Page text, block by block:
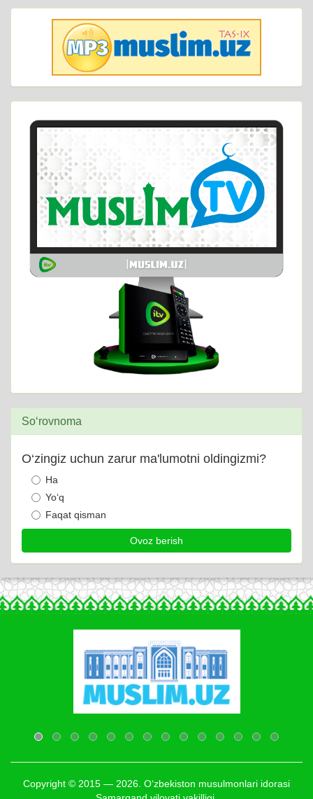
So‘rovnoma
O‘zingiz uchun zarur ma'lumotni oldingizmi?
Ha
Yo‘q
Faqat qisman
Copyright © 2015 — 2026. O‘zbekiston musulmonlari idorasi